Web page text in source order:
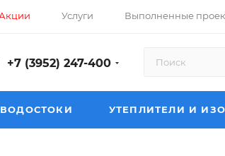
Услуги Выполненные
+7 (3952) 247-400
ВОДОСТОКИ УТЕПЛИТЕЛИ И